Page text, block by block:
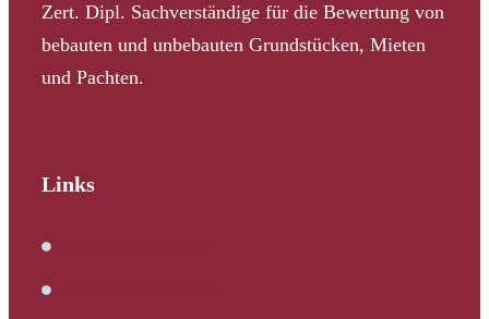
Zert. Dipl. Sachverständige für die Bewertung von
bebauten und unbebauten Grundstücken, Mieten
und Pachten.
Links